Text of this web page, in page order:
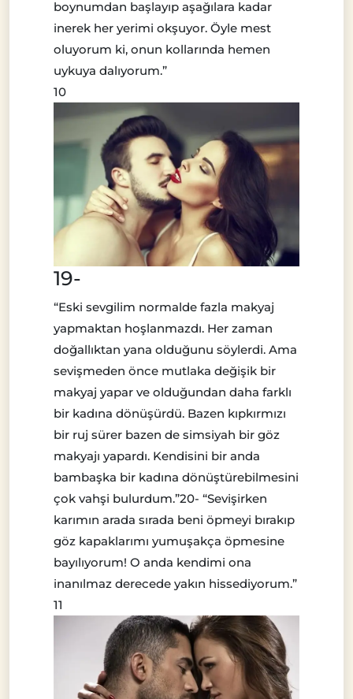
boynumdan başlayıp aşağılara kadar
inerek her yerimi okşuyor. Öyle mest
oluyorum ki, onun kollarında hemen
uykuya dalıyorum.”
10
19-
“Eski sevgilim normalde fazla makyaj
yapmaktan hoşlanmazdı. Her zaman
doğallıktan yana olduğunu söylerdi. Ama
sevişmeden önce mutlaka değişik bir
makyaj yapar ve olduğundan daha farklı
bir kadına dönüşürdü. Bazen kıpkırmızı
bir ruj sürer bazen de simsiyah bir göz
makyajı yapardı. Kendisini bir anda
bambaşka bir kadına dönüştürebilmesini
çok vahşi bulurdum.”20- “Sevişirken
karımın arada sırada beni öpmeyi bırakıp
göz kapaklarımı yumuşakça öpmesine
bayılıyorum! O anda kendimi ona
inanılmaz derecede yakın hissediyorum.”
11